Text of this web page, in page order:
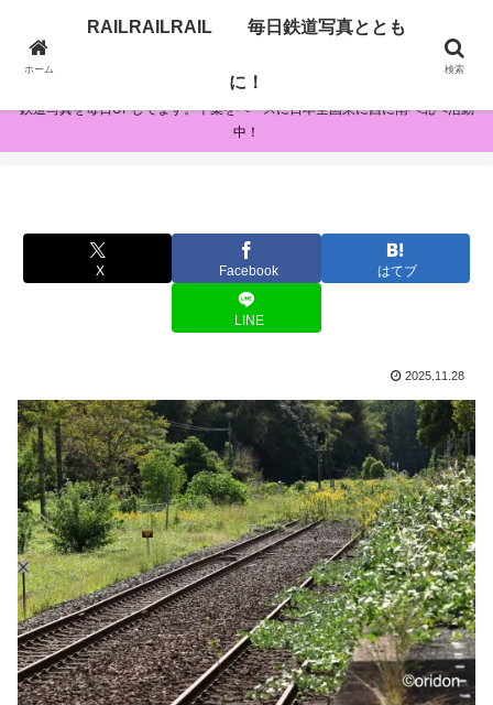
RAILRAILRAIL 毎日鉄道写真とともに！
鉄道写真を毎日UPしてます。千葉をベースに日本全国東に西に南へ北へ活動
中！
X Facebook はてブ
LINE
2025.11.28
ホーム
RAILRAILRAIL 毎日鉄道写真ととも
に！
検索